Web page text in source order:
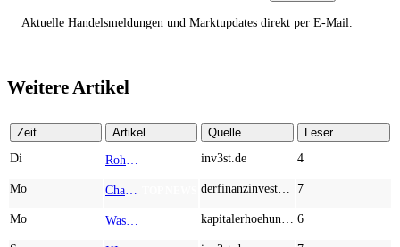
Aktuelle Handelsmeldungen und Marktupdates direkt per E-Mail.
Weitere Artikel
Zeit Artikel Quelle
Leser
Di
inv3st.de 4
Mo 7
Mo 6